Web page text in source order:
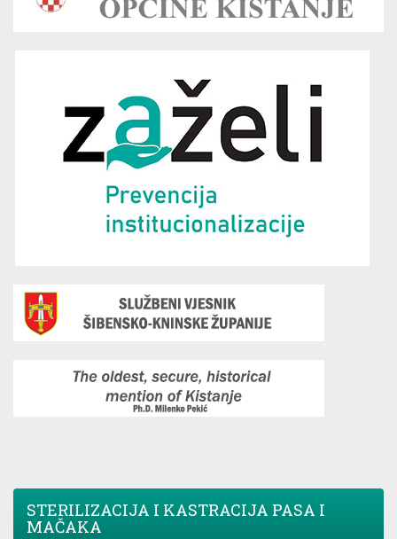
STERILIZACIJA I KASTRACIJA PASA I
MAČAKA